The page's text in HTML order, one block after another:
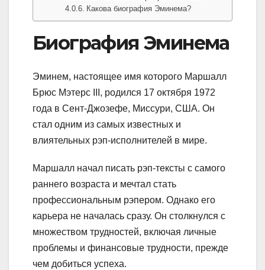
Какова биография Эминема?
Биография Эминема
Эминем, настоящее имя которого Маршалл
Брюс Мэтерс III, родился 17 октября 1972
года в Сент-Джозефе, Миссури, США. Он
стал одним из самых известных и
влиятельных рэп-исполнителей в мире.
Маршалл начал писать рэп-тексты с самого
раннего возраста и мечтал стать
профессиональным рэпером. Однако его
карьера не началась сразу. Он столкнулся с
множеством трудностей, включая личные
проблемы и финансовые трудности, прежде
чем добиться успеха.